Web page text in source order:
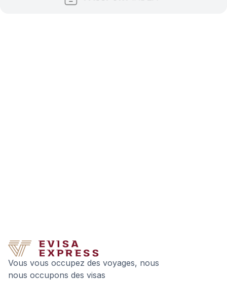
Vous vous occupez des voyages, nous
nous occupons des visas